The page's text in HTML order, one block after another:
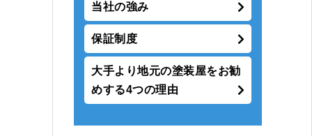
当社の強み
保証制度
大手より地元の塗装屋をお勧
めする4つの理由